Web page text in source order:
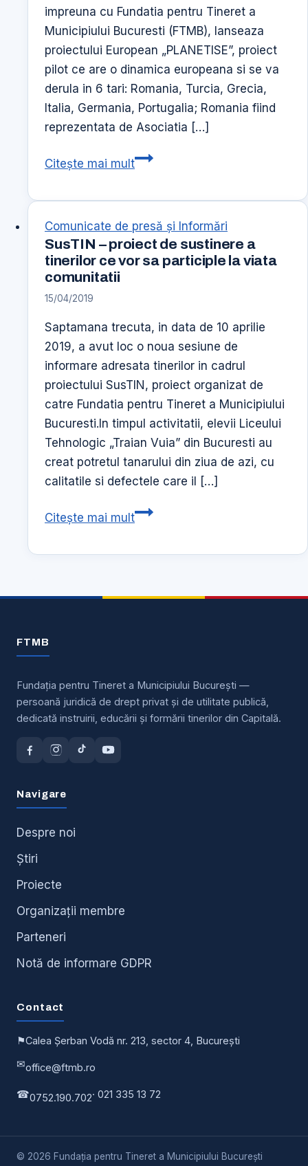
World
Games
AbuDhabi,
14-
21
martie
2019
impreuna cu Fundatia pentru Tineret a
Municipiului Bucuresti (FTMB), lanseaza
proiectului European „PLANETISE”, proiect
pilot ce are o dinamica europeana si se va
derula in 6 tari: Romania, Turcia, Grecia,
Italia, Germania, Portugalia; Romania fiind
reprezentata de Asociatia […]
Citește mai multLansarea
Comunicate de presă şi Informări
SusTIN – proiect de sustinere a
tinerilor ce vor sa participle la viata
comunitatii
15/04/2019
Saptamana trecuta, in data de 10 aprilie
2019, a avut loc o noua sesiune de
informare adresata tinerilor in cadrul
proiectului SusTIN, proiect organizat de
catre Fundatia pentru Tineret a Municipiului
Bucuresti.In timpul activitatii, elevii Liceului
Tehnologic „Traian Vuia” din Bucuresti au
creat potretul tanarului din ziua de azi, cu
calitatile si defectele care il […]
Citește mai multSusTIN
sa
participle
la
FTMB
Fundația pentru Tineret a Municipiului București —
persoană juridică de drept privat și de utilitate publică,
dedicată instruirii, educării și formării tinerilor din Capitală.
Navigare
Despre noi
Știri
Proiecte
Organizații membre
Parteneri
Notă de informare GDPR
Contact
⚑Calea Șerban Vodă nr. 213, sector 4, București
✉office@ftmb.ro
☎0752.190.702· 021 335 13 72
© 2026 Fundația pentru Tineret a Municipiului București